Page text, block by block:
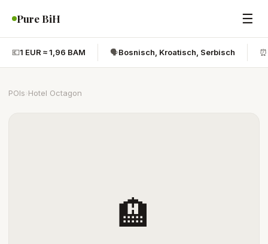
Pure BiH ☰
💶1 EUR ≈ 1,96 BAM 🗣️Bosnisch, Kroatisch, Serbisch ⏰
POIs Hotel Octagon
🏨